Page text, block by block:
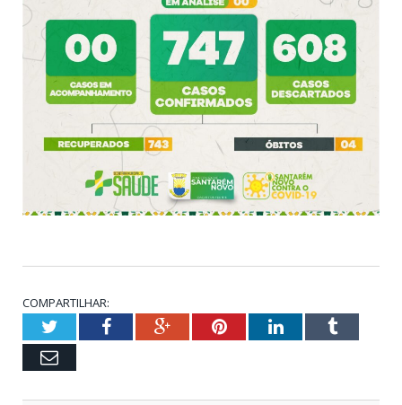
COMPARTILHAR:
TwitterFacebookGoogle+PinterestLinkedInTumblr
Email